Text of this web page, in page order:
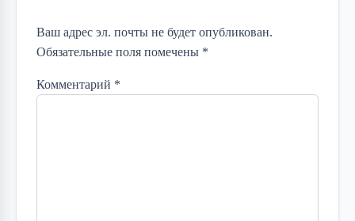
Ваш адрес эл. почты не будет опубликован.
Обязательные поля помечены *
Комментарий *